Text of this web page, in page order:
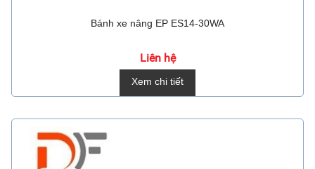
Bánh xe nâng EP ES14-30WA
Liên hệ
Xem chi tiết